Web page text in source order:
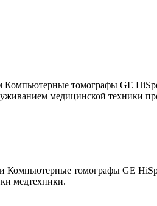
Компьютерные томографы GE
медицинской техники
Компьютерные томографы GE
медтехники.